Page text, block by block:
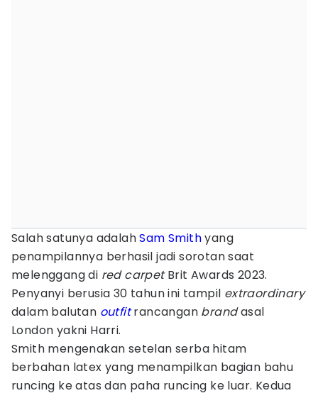
Salah satunya adalahSam Smithyang
penampilannya berhasil jadi sorotan saat
melenggang di red carpetBrit Awards 2023.
Penyanyi berusia 30 tahun ini tampil extraordinary
dalam balutan outfitrancangan brandasal
London yakni Harri.
Smith mengenakan setelan serba hitam
berbahan latex yang menampilkan bagian bahu
runcing ke atas dan paha runcing ke luar. Kedua